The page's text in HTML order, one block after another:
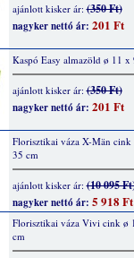
ajánlott kisker ár:(350 Ft)
nagyker nettó ár: 201 Ft
Kaspó Easy almazöld ø 11 x
ajánlott kisker ár:(350 Ft)
nagyker nettó ár: 201 Ft
Florisztikai váza X-Män
35 cm
ajánlott kisker ár:(10 095
nagyker nettó ár: 5 918 Ft
Florisztikai váza Vivi cink ø
cm